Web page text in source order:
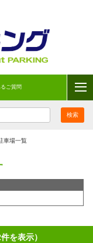
るご質問
車場一覧
を表示）